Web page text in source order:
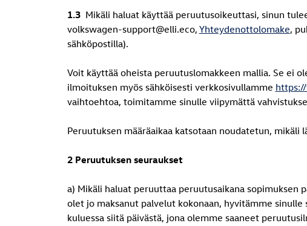
1.3 Mikäli haluat käyttää peruutusoikeuttasi, sinun
volkswagen-support@elli.eco, Yhteydenottolomake,
sähköpostilla).
Voit käyttää oheista peruutuslomakkeen mallia. Se ei
ilmoituksen myös sähköisesti verkkosivullamme
vaihtoehtoa, toimitamme sinulle viipymättä
Peruutuksen määräaikaa katsotaan noudatetun,
2 Peruutuksen seuraukset
a) Mikäli haluat peruuttaa peruutusaikana
olet jo maksanut palvelut kokonaan, hyvitämme
kuluessa siitä päivästä, jona olemme saaneet